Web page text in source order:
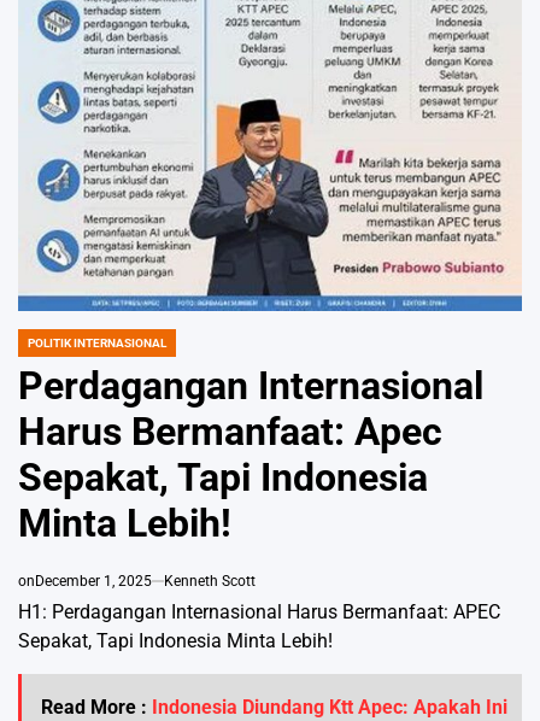
POSTED
IN
POLITIK INTERNASIONAL
Perdagangan Internasional
Harus Bermanfaat: Apec
Sepakat, Tapi Indonesia
Minta Lebih!
on December 1, 2025 Kenneth Scott
H1: Perdagangan Internasional Harus Bermanfaat: APEC
Sepakat, Tapi Indonesia Minta Lebih!
Read More : Indonesia Diundang Ktt Apec: Apakah Ini